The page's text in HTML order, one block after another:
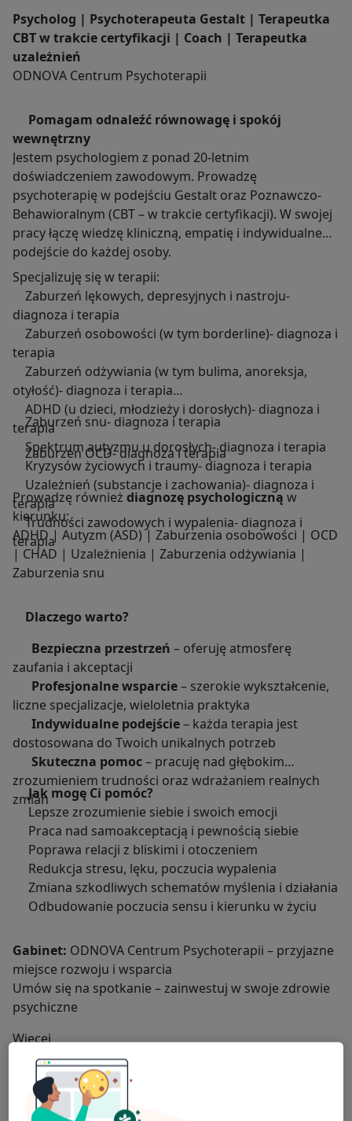
Psycholog | Psychoterapeuta Gestalt | Terapeutka
CBT w trakcie certyfikacji | Coach | Terapeutka
uzależnień
ODNOVA Centrum Psychoterapii
Pomagam odnaleźć równowagę i spokój
wewnętrzny
Jestem psychologiem z ponad 20-letnim
doświadczeniem zawodowym. Prowadzę
psychoterapię w podejściu Gestalt oraz Poznawczo-
Behawioralnym (CBT – w trakcie certyfikacji). W swojej
pracy łączę wiedzę kliniczną, empatię i indywidualne
podejście do każdej osoby.
Specjalizuję się w terapii:
Zaburzeń lękowych, depresyjnych i nastroju-
diagnoza i terapia
Zaburzeń osobowości (w tym borderline)- diagnoza i
terapia
Zaburzeń odżywiania (w tym bulima, anoreksja,
otyłość)- diagnoza i terapia
ADHD (u dzieci, młodzieży i dorosłych)- diagnoza i
terapia
Spektrum autyzmu u dorosłych- diagnoza i terapia
Kryzysów życiowych i traumy- diagnoza i terapia
Uzależnień (substancje i zachowania)- diagnoza i
terapia
Trudności zawodowych i wypalenia- diagnoza i
terapia
Zaburzeń snu- diagnoza i terapia
Zaburzeń OCD- diagnoza i terapia
Prowadzę również diagnozę psychologiczną w
kierunku:
ADHD | Autyzm (ASD) | Zaburzenia osobowości | OCD
| CHAD | Uzależnienia | Zaburzenia odżywiania |
Zaburzenia snu
Dlaczego warto?
Bezpieczna przestrzeń – oferuję atmosferę
zaufania i akceptacji
Profesjonalne wsparcie– szerokie wykształcenie,
liczne specjalizacje, wieloletnia praktyka
Indywidualne podejście– każda terapia jest
dostosowana do Twoich unikalnych potrzeb
Skuteczna pomoc– pracuję nad głębokim
zrozumieniem trudności oraz wdrażaniem realnych
zmian
Jak mogę Ci pomóc?
Lepsze zrozumienie siebie i swoich emocji
Praca nad samoakceptacją i pewnością siebie
Poprawa relacji z bliskimi i otoczeniem
Redukcja stresu, lęku, poczucia wypalenia
Zmiana szkodliwych schematów myślenia i działania
Odbudowanie poczucia sensu i kierunku w życiu
Gabinet: ODNOVA Centrum Psychoterapii – przyjazne
miejsce rozwoju i wsparcia
Umów się na spotkanie – zainwestuj w swoje zdrowie
psychiczne
Więcej
informacji:odnova.centrumpsychoterapii@gmail.com
więcejO mnie